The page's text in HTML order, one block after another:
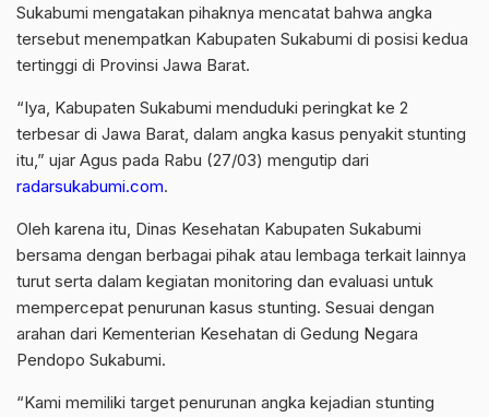
Sukabumi mengatakan pihaknya mencatat bahwa angka
tersebut menempatkan Kabupaten Sukabumi di posisi kedua
tertinggi di Provinsi Jawa Barat.
“Iya, Kabupaten Sukabumi menduduki peringkat ke 2
terbesar di Jawa Barat, dalam angka kasus penyakit stunting
itu,” ujar Agus pada Rabu (27/03) mengutip dari
radarsukabumi.com.
Oleh karena itu, Dinas Kesehatan Kabupaten Sukabumi
bersama dengan berbagai pihak atau lembaga terkait lainnya
turut serta dalam kegiatan monitoring dan evaluasi untuk
mempercepat penurunan kasus stunting. Sesuai dengan
arahan dari Kementerian Kesehatan di Gedung Negara
Pendopo Sukabumi.
“Kami memiliki target penurunan angka kejadian stunting